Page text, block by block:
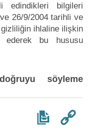
edindikleri bilgileri
26/9/2004 tarihli ve
gizliliğin ihlaline ilişkin
ederek bu hususu
söyleme